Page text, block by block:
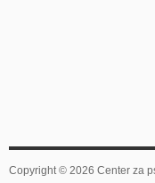
Copyright © 2026 Center za